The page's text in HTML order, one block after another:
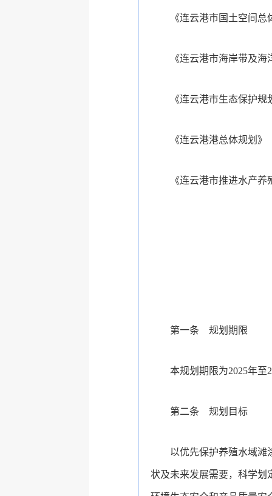
《连云港市国土空间
《连云港市海岸带及
《连云港市生态保护规
《连云港港总体规划》
《连云港市推进水产
第一条 规划期限
本规划期限为2025年至
第二条 规划目标
以优先保护养殖水域滩
状及未来发展需要，科学划